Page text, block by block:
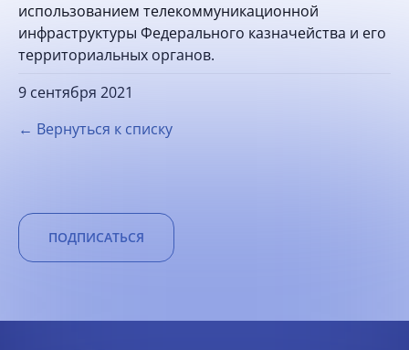
использованием телекоммуникационной
инфраструктуры Федерального казначейства и его
территориальных органов.
9 сентября 2021
← Вернуться к списку
ПОДПИСАТЬСЯ